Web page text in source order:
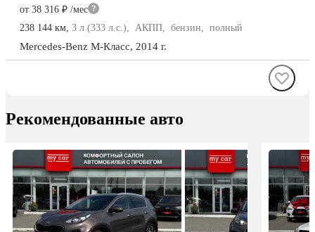
от 38 316 ₽ /мес
238 144 км, 3 л (333 л.с.), АКПП, бензин, полный
Mercedes‑Benz M-Класс, 2014 г.
Рекомендованные авто